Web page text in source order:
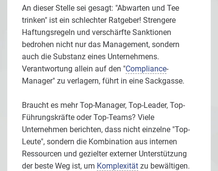
An dieser Stelle sei gesagt: "Abwarten und Tee
trinken" ist ein schlechter Ratgeber! Strengere
Haftungsregeln und verschärfte Sanktionen
bedrohen nicht nur das Management, sondern
auch die Substanz eines Unternehmens.
Verantwortung allein auf den "Compliance-
Manager" zu verlagern, führt in eine Sackgasse.
Braucht es mehr Top-Manager, Top-Leader, Top-
Führungskräfte oder Top-Teams? Viele
Unternehmen berichten, dass nicht einzelne "Top-
Leute", sondern die Kombination aus internen
Ressourcen und gezielter externer Unterstützung
der beste Weg ist, um Komplexität zu bewältigen.